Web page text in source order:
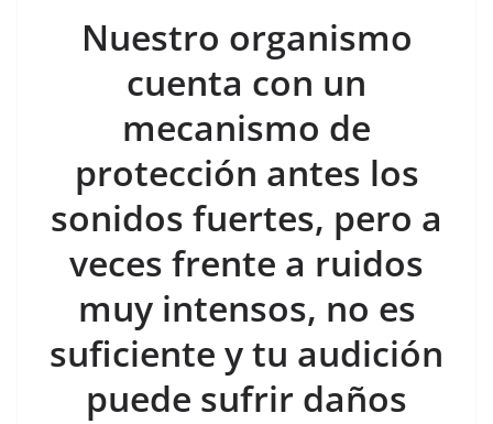
c
o
k
itt
er
ai
l
at
s
A
p
p
p
y
Li
n
k
e
gr
a
m
ar
e
Nuestro organismo
cuenta con un
mecanismo de
protección antes los
sonidos fuertes, pero a
veces frente a ruidos
muy intensos, no es
suficiente y tu audición
puede sufrir daños